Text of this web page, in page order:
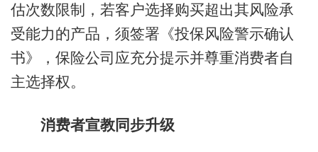
估次数限制，若客户选择购买超出其风险承
受能力的产品，须签署《投保风险警示确认
书》，保险公司应充分提示并尊重消费者自
主选择权。
消费者宣教同步升级